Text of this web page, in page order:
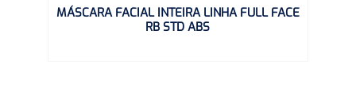
MÁSCARA FACIAL INTEIRA LINHA FULL FACE
RB STD ABS